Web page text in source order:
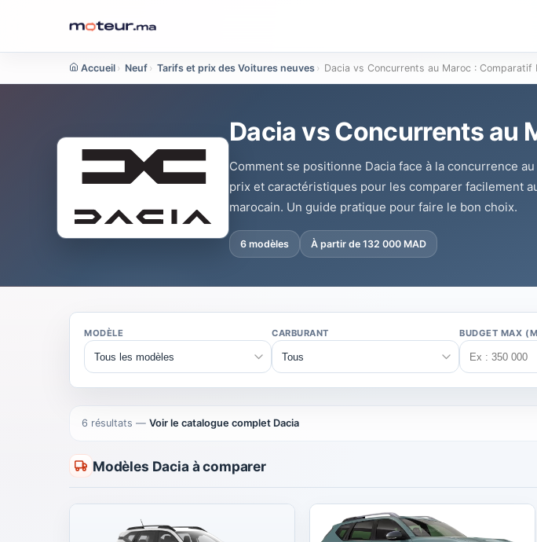
Accueil › Neuf › Tarifs et prix des Voitures neuves › Dacia vs Concurrents au Maroc : Comparatif
Dacia vs Concurrents au
Comment se positionne Dacia face à la concurrence
prix et caractéristiques pour les comparer facilement
marocain. Un guide pratique pour faire le bon choix.
6 modèles À partir de 132 000 MAD
MODÈLE CARBURANT BUDGET MAX
6 résultats — Voir le catalogue complet Dacia
Modèles Dacia à comparer